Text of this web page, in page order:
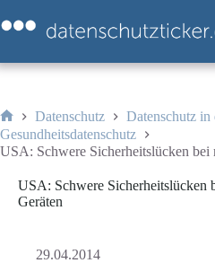
Inhalt
springen
Start
Datenschutz
Datenschutz in
Gesundheitsdatenschutz
USA: Schwere Sicherheitslücken bei
USA: Schwere Sicherheitslücken
Geräten
29.04.2014